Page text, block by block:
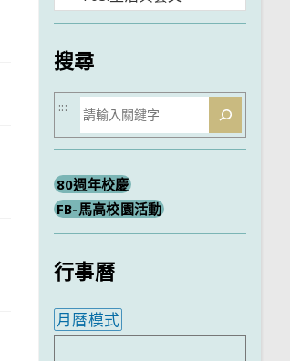
類
搜尋
搜
尋
:::
80週年校慶
FB-馬高校園活動
行事曆
月曆模式